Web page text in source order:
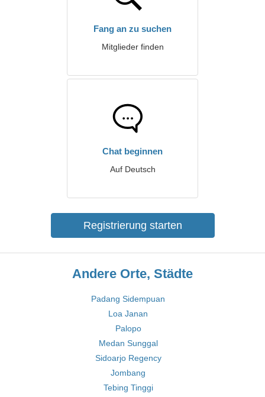
Fang an zu suchen
Mitglieder finden
Chat beginnen
Auf Deutsch
Registrierung starten
Andere Orte, Städte
Padang Sidempuan
Loa Janan
Palopo
Medan Sunggal
Sidoarjo Regency
Jombang
Tebing Tinggi